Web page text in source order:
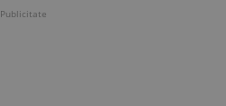
Publicitate